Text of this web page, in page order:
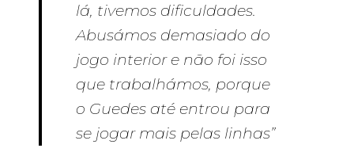
lá, tivemos dificuldades.
Abusámos demasiado do
jogo interior e não foi isso
que trabalhámos, porque
o Guedes até entrou para
se jogar mais pelas linhas”